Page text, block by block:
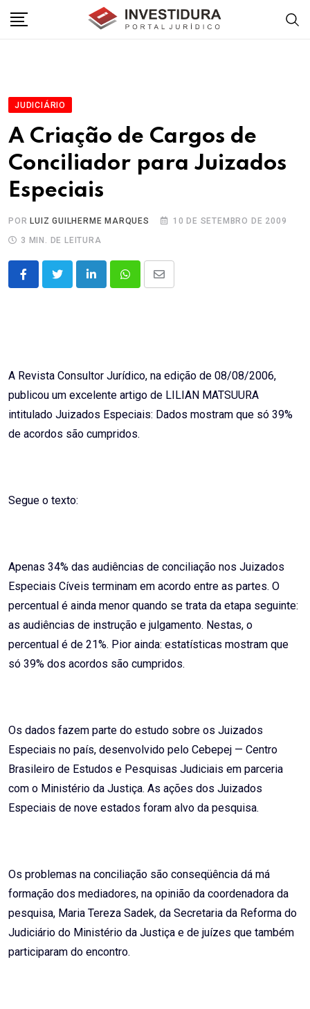
JUDICIÁRIO
A Criação de Cargos de
Conciliador para Juizados
Especiais
POR LUIZ GUILHERME MARQUES
10 DE SETEMBRO DE 2009
3 MIN. DE LEITURA
L
d
I
n
W
a
p
p
S
v
i
a
A Revista Consultor Jurídico, na edição de 08/08/2006,
publicou um excelente artigo de LILIAN MATSUURA
intitulado Juizados Especiais: Dados mostram que só 39%
de acordos são cumpridos.
Segue o texto:
Apenas 34% das audiências de conciliação nos Juizados
Especiais Cíveis terminam em acordo entre as partes. O
percentual é ainda menor quando se trata da etapa seguinte:
as audiências de instrução e julgamento. Nestas, o
percentual é de 21%. Pior ainda: estatísticas mostram que
só 39% dos acordos são cumpridos.
Os dados fazem parte do estudo sobre os Juizados
Especiais no país, desenvolvido pelo Cebepej — Centro
Brasileiro de Estudos e Pesquisas Judiciais em parceria
com o Ministério da Justiça. As ações dos Juizados
Especiais de nove estados foram alvo da pesquisa.
Os problemas na conciliação são conseqüência dá má
formação dos mediadores, na opinião da coordenadora da
pesquisa, Maria Tereza Sadek, da Secretaria da Reforma do
Judiciário do Ministério da Justiça e de juízes que também
participaram do encontro.